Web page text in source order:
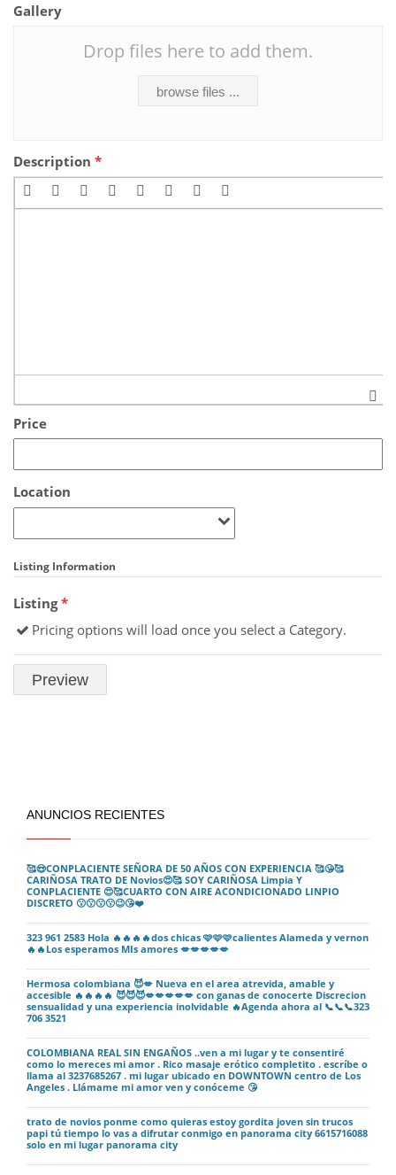
Gallery
Drop files here to add them.
browse files ...
Description *
Price
Location
Listing Information
Listing*
Pricing options will load once you select a Category.
ANUNCIOS RECIENTES
🥰😍CONPLACIENTE SEÑORA DE 50 AÑOS CON EXPERIENCIA 🥰😘🥰
CARIÑOSA TRATO DE Novios😍🥰 SOY CARIÑOSA Limpia Y
CONPLACIENTE 😍🥰CUARTO CON AIRE ACONDICIONADO LINPIO
DISCRETO 😗😗😗😗😉😘❤️
323 961 2583 Hola 🔥🔥🔥🔥dos chicas 🩷🩷🩷calientes Alameda y vernon
🔥🔥Los esperamos MIs amores 💋💋💋💋💋
Hermosa colombiana 😈💋 Nueva en el area atrevida, amable y
accesible 🔥🔥🔥🔥 😈😈😈💋💋💋💋💋 con ganas de conocerte Discrecion
sensualidad y una experiencia inolvidable 🔥Agenda ahora al 📞📞📞323
706 3521
COLOMBIANA REAL SIN ENGAÑOS ..ven a mi lugar y te consentiré
como lo mereces mi amor . Rico masaje erótico completito . escríbe o
llama al 3237685267 . mi lugar ubicado en DOWNTOWN centro de Los
Angeles . Llámame mi amor ven y conóceme 😘
trato de novios ponme como quieras estoy gordita joven sin trucos
papi tú tiempo lo vas a difrutar conmigo en panorama city 6615716088
solo en mi lugar panorama city